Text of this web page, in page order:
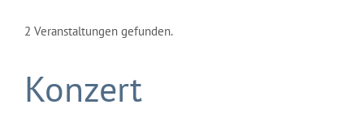
2 Veranstaltungen gefunden.
Konzert